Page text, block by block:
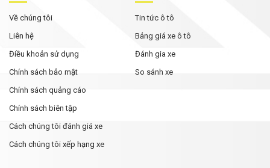
Về chúng tôi
Liên hệ
Điều khoản sử dụng
Chính sách bảo mật
Chính sách quảng cáo
Chính sách biên tập
Cách chúng tôi đánh giá xe
Cách chúng tôi xếp hạng xe
Tin tức ô tô
Bảng giá xe ô tô
Đánh gia xe
So sánh xe